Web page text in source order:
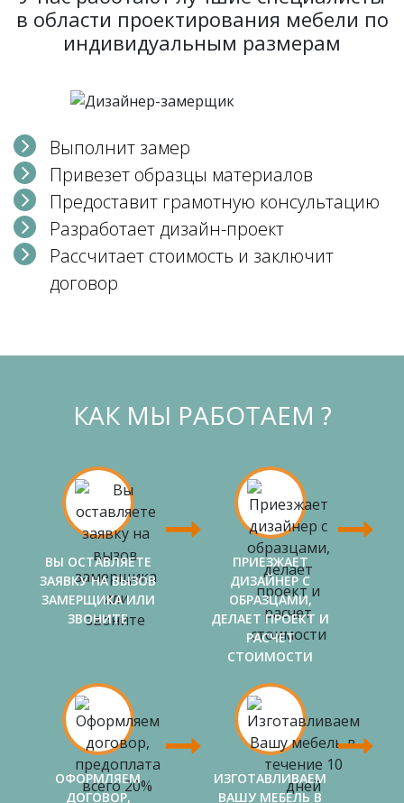
в области проектирования мебели по
индивидуальным размерам
Выполнит замер
Привезет образцы материалов
Предоставит грамотную консультацию
Разработает дизайн-проект
Рассчитает стоимость и заключит
договор
КАК МЫ РАБОТАЕМ ?
ВЫ ОСТАВЛЯЕТЕ
ЗАЯВКУ НА ВЫЗОВ
ЗАМЕРЩИКА ИЛИ
ЗВОНИТЕ
ПРИЕЗЖАЕТ
ДИЗАЙНЕР С
ОБРАЗЦАМИ,
ДЕЛАЕТ ПРОЕКТ И
РАСЧЕТ
СТОИМОСТИ
ОФОРМЛЯЕМ
ДОГОВОР,
ИЗГОТАВЛИВАЕМ
ВАШУ МЕБЕЛЬ В